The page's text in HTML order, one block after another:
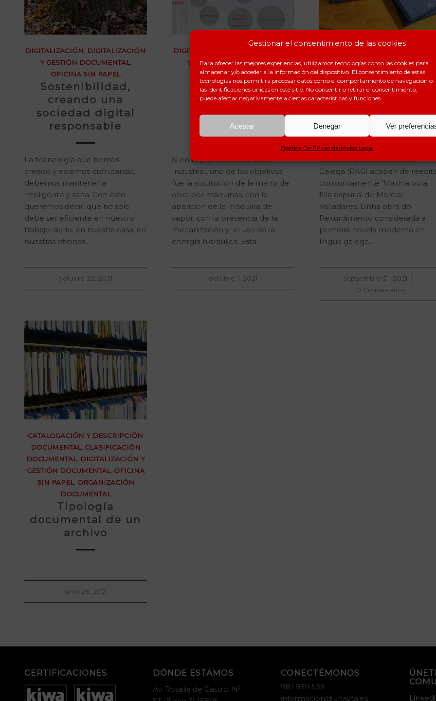
Gestionar el consentimiento de las cookies
Para ofrecer las mejores experiencias, utilizamos tecnologías como las cookies para
almacenar y/o acceder a la información del dispositivo. El consentimiento de estas
tecnologías nos permitirá procesar datos como el comportamiento de navegación o
las identificaciones únicas en este sitio. No consentir o retirar el consentimiento,
puede afectar negativamente a ciertas características y funciones.
Aceptar Denegar Ver
Política De PrivacidadAviso Legal
DIGITALIZACIÓN
DIGITALIZACIÓN
Y GESTIÓN DOCUMENTAL,
OFICINA SIN PAPEL
Sostenibilidad,
creando una
sociedad digital
responsable
La tecnología que hemos
creado y estamos disfrutando,
debemos mantenerla
inteligente y sana. Con esto
queremos decir, que no sólo
debe ser eficiente en nuestro
trabajo diario, en nuestra casa, en
nuestras oficinas...
octubre 22, 2021
DIGITALIZACIÓN
Y GESTIÓN DOCUMENTAL,
OFICINA SIN PAPEL
La cuarta
Revolución
Industrial o
Industria 4.0
Si en la primera Revolución
Industrial, uno de los objetivos
fue la sustitución de la mano de
obra por máquinas, con la
aparición de la máquina de
vapor, con la presencia de la
mecanización y el uso de la
energía hidráulica. Esta…
octubre 1, 2021
DOCUMENTAL
‘Maxina ou a filla
espuria’ (1870), a
primeira novela
moderna en
A Xunta de Galicia, Editorial
Galaxia e a Real Academia
Galega (RAG) acaban de
conxuntamente 'Maxina ou a
filla espuria' de Marcial
Valladares. Unha obra do
Rexurdimento considerada a
primeira novela moderna en
lingua galega...
septiembre 21, 2021
0 Comentarios
CATALOGACIÓN Y DESCRIPCIÓN
DOCUMENTAL, CLASIFICACIÓN
DOCUMENTAL, DIGITALIZACIÓN Y
GESTIÓN DOCUMENTAL, OFICINA
SIN PAPEL, ORGANIZACIÓN
DOCUMENTAL
Tipología
documental de un
archivo
junio 28, 2021
CERTIFICACIONES DÓNDE ESTAMOS
Av. Rosalia de Castro, Nº
CONECTÉMONOS
981 939 538
informacion@unayta.es